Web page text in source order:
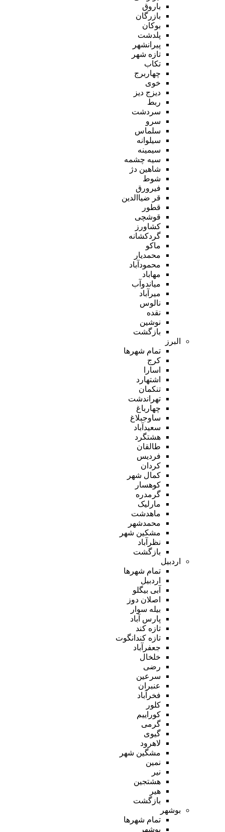
باروق
بازرگان
بوکان
پلدشت
پیرانشهر
تازه شهر
تکاب
چهاربرج
خوی
دیزج دیز
ربط
سردشت
سرو
سلماس
سیلوانه
سیمینه
سیه چشمه
شاهین دژ
شوط
فیرورق
قر ضیاالدین
قطور
قوشچی
کشاورز
گردکشانه
ماکو
محمدیار
محمودآباد
مهاباد
میاندوآب
میرآباد
نالوس
نقده
نوشین
بازگشت
البرز
تمام شهر‌ها
کرج
اسارا
اشتهارد
تنکمان
تهراندشت
چهارباغ
ساوجبلاغ
سعیدآباد
هشتگرد
طالقان
فردیس
کردان
کمال شهر
کوهسار
گرمدره
مارلیک
ماهدشت
محمدشهر
مشکین شهر
نظرآباد
بازگشت
اردبیل
تمام شهر‌ها
اردبیل
آبی بیگلو
اصلان دوز
بیله سوار
پارس آباد
تازه کند
تازه کندانگوت
جعفرآباد
خلخال
رضی
سرعین
عنبران
فخرآباد
کلور
کوراییم
گرمی
گیوی
لاهرود
مشگین شهر
نمین
نیر
هشتجین
هیر
بازگشت
بوشهر
تمام شهر‌ها
بوشهر